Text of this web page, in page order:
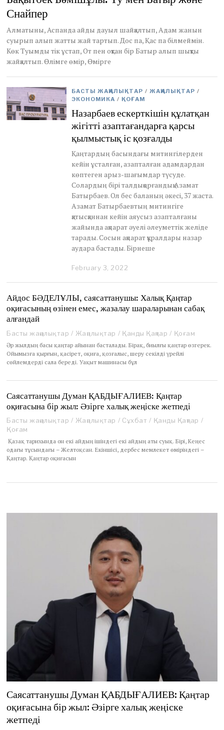
2
2
0
Снайпер
Алматыны, Аспанда айды дауыл шайқалтып, Адам жанын
суырып алып жатты жай тартып. Дос па, Қас па білмеймін.
Көк Туымды тік ұстап, От пен оқтан бір Батыр алып шықты
жайқалтып. Өлімге өмір, Өмірге
БАСТЫ ЖАҢАЛЫҚТАР / ЖАҢАЛЫҚТАР /
ЭКОНОМИКА / ҚОҒАМ
Назарбаев ескерткішін құлатқан
жігітті азаптағандарға қарсы
қылмыстық іс қозғалды
Қаңтардың басындағы митингілерден
кейін ұсталған, азапталған адамдардан
көптеген арыз-шағымдар түсуде.
Солардың бірі талдықорғандық Азамат
Батырбаев. Ол бес баланың әкесі, 37 жаста.
Азамат Батырбаевтың митингіге
қатысқаннан кейін аяусыз азапталғаны
жайында ақпарат әуелі әлеуметтік желіде
тарады. Сосын ақпарат құралдары назар
аудара бастады. Бірнеше
February 3, 2022
a
y
,
2
0
Айдос БӘДЕЛҰЛЫ, саясаттанушы: Халық Қаңтар
оқиғасының өзінен емес, жазалау шараларынан сабақ
алғандай
Басты жаңалықтар / Жаңалықтар / Қанды Қаңтар / Қоғам
Әр жылдың басы қаңтар айынан басталады. Бірақ, биылғы қаңтар өзгерек.
Ойымызға қырғын, қасірет, оқиға, қозғалыс, шеру секілді үрейлі
сөйлемдерді сала береді. Уақыт машинасы бұл
Саясаттанушы Думан ҚАБДЫҒАЛИЕВ: Қаңтар
оқиғасына бір жыл: Әзірге халық жеңіске жетпеді
Басты жаңалықтар / Жаңалықтар / Сұхбат / Қанды Қаңтар /
Қоғам
Қазақ тарихында он екі айдың ішіндегі екі айдың аты суық. Бірі, Кеңес
одағы тұсындағы – Желтоқсан. Екіншісі, дербес мемлекет өміріндегі –
Қаңтар. Қаңтар оқиғасын
Саясаттанушы Думан ҚАБДЫҒАЛИЕВ: Қаңтар
оқиғасына бір жыл: Әзірге халық жеңіске
жетпеді